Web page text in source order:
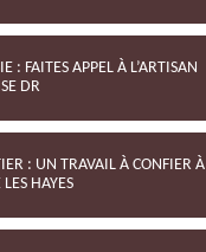
: FAITES APPEL À L’ARTISAN
DR
: UN TRAVAIL À CONFIER À
LES HAYES